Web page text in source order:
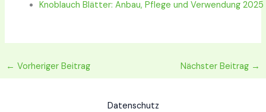
Knoblauch Blätter: Anbau, Pflege und Verwendung 2025
← Vorheriger Beitrag Nächster Beitrag →
Datenschutz